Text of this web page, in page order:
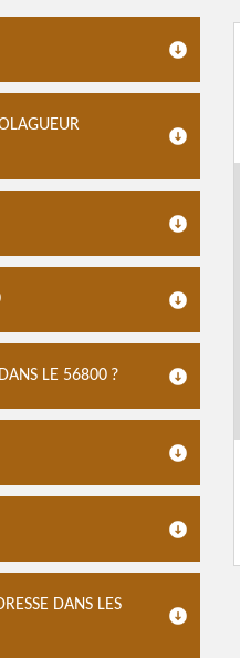
LE 56800 ?
DANS LES